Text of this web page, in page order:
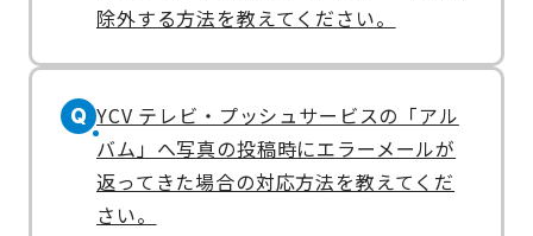
除外する方法を教えてください。
Q YCV テレビ・プッシュサービスの「アル
バム」へ写真の投稿時にエラーメールが
返ってきた場合の対応方法を教えてくだ
さい。